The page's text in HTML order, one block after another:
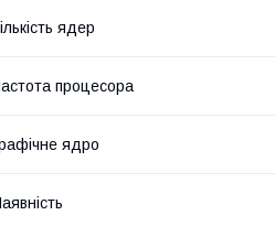
ядер
процесора
ядро